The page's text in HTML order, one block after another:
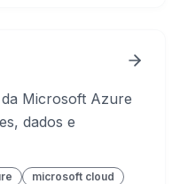
Microsoft Azure
dados e
microsoft cloud